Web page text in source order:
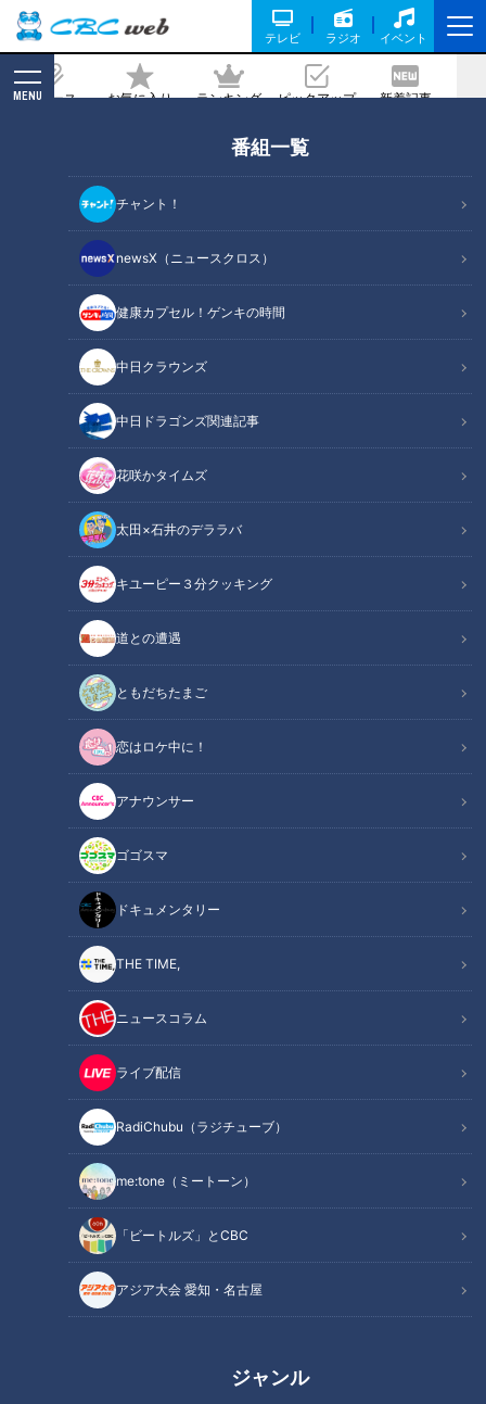
テレビ ラジオ イベント
ニュース お気に入り ランキング ピックアップ 新着記事
MENU
番組一覧
チャント！
newsX（ニュースクロス）
健康カプセル！ゲンキの時間
中日クラウンズ
中日ドラゴンズ関連記事
花咲かタイムズ
太田×石井のデララバ
キユーピー３分クッキング
道との遭遇
ともだちたまご
恋はロケ中に！
アナウンサー
ゴゴスマ
ドキュメンタリー
THE TIME,
ニュースコラム
ライブ配信
RadiChubu（ラジチューブ）
me:tone（ミートーン）
「ビートルズ」とCBC
アジア大会 愛知・名古屋
ジャンル
「ハンドドライヤー」驚きの発想と開発
記事に戻る
「中津川製作所」提供：三菱電機株式会社
この記事の画像 （全7枚）
記事に戻る
この記事を見たあなたへのおすすめ
ブーム到来!? 古くて新しい名古
屋めし「小倉トースト」～大竹
敏之の「シン・名古屋めし」
日本生まれ！鉛筆型・水性イン
ク・ゲルインクの魅力～ボール